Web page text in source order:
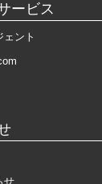
ービス
ェント
せ